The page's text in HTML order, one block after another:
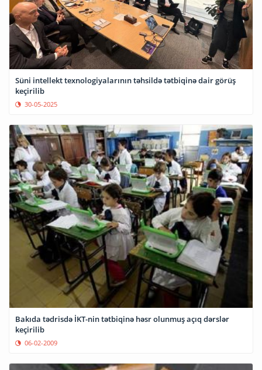
Süni intellekt texnologiyalarının təhsildə tətbiqinə dair görüş
keçirilib
30-05-2025
Bakıda tədrisdə İKT-nin tətbiqinə həsr olunmuş açıq dərslər
keçirilib
06-02-2009